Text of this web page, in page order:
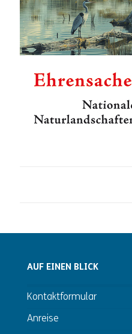
AUF EINEN BLICK
Kontaktformular
Anreise